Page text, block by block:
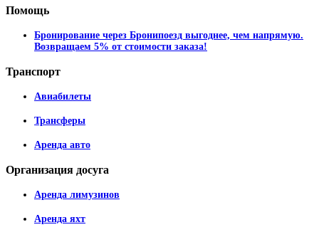
Помощь
Бронирование через Бронипоезд выгоднее, чем напрямую.
Возвращаем 5% от стоимости заказа!
Транспорт
Авиабилеты
Трансферы
Аренда авто
Организация досуга
Аренда лимузинов
Аренда яхт